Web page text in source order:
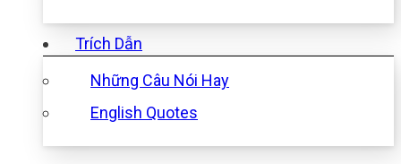
Trích Dẫn
Những Câu Nói Hay
English Quotes